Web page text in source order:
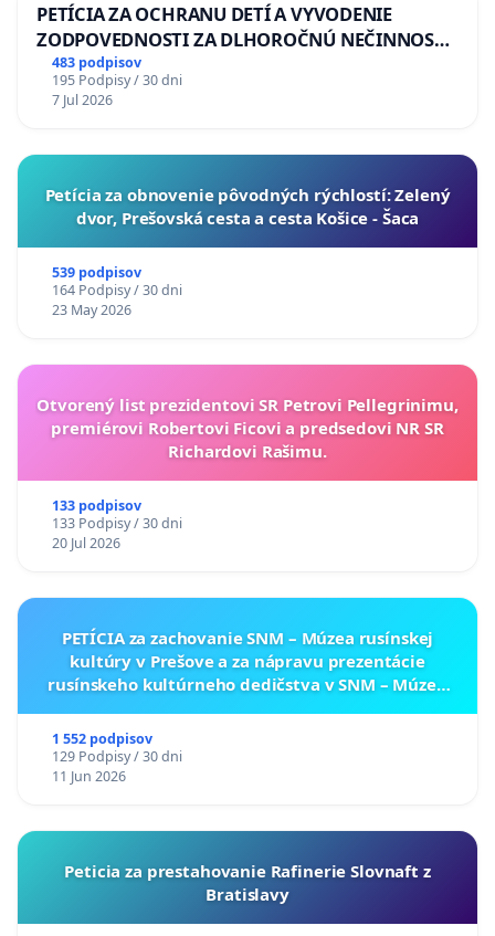
PETÍCIA ZA OCHRANU DETÍ A VYVODENIE
ZODPOVEDNOSTI ZA DLHOROČNÚ NEČINNOSŤ
A ZLYHANIE ŠTÁTU
483 podpisov
195 Podpisy / 30 dni
7 Jul 2026
​Petícia za obnovenie pôvodných rýchlostí: Zelený
dvor, Prešovská cesta a cesta Košice - Šaca
539 podpisov
164 Podpisy / 30 dni
23 May 2026
Otvorený list prezidentovi SR Petrovi Pellegrinimu,
premiérovi Robertovi Ficovi a predsedovi NR SR
Richardovi Rašimu.
133 podpisov
133 Podpisy / 30 dni
20 Jul 2026
PETÍCIA za zachovanie SNM – Múzea rusínskej
kultúry v Prešove a za nápravu prezentácie
rusínskeho kultúrneho dedičstva v SNM – Múzeu
1 552 podpisov
129 Podpisy / 30 dni
11 Jun 2026
Peticia za prestahovanie Rafinerie Slovnaft z
Bratislavy